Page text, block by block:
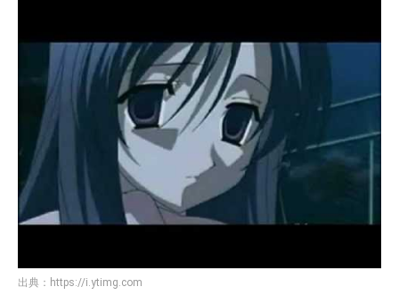
出典： https://i.ytimg.com